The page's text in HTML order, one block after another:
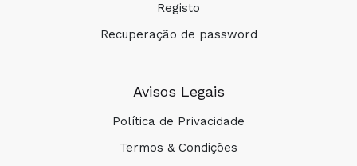
Registo
Recuperação de password
Avisos Legais
Política de Privacidade
Termos & Condições